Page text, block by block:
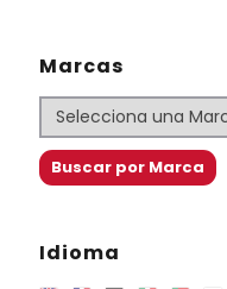
Marcas
Idioma